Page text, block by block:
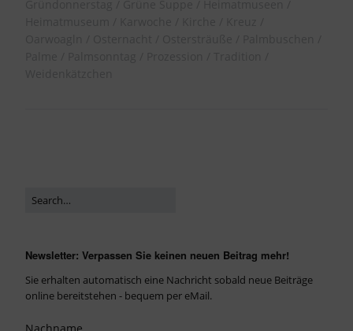
Newsletter: Verpassen Sie keinen neuen Beitrag mehr!
Sie erhalten automatisch eine Nachricht sobald neue Beiträge
online bereitstehen - bequem per eMail.
Nachname